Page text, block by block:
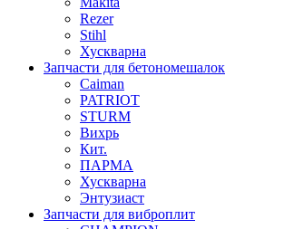
Rezer
Stihl
Хускварна
Запчасти для бетономешалок
Caiman
PATRIOT
STURM
Вихрь
Кит.
ПАРМА
Хускварна
Энтузиаст
Запчасти для виброплит